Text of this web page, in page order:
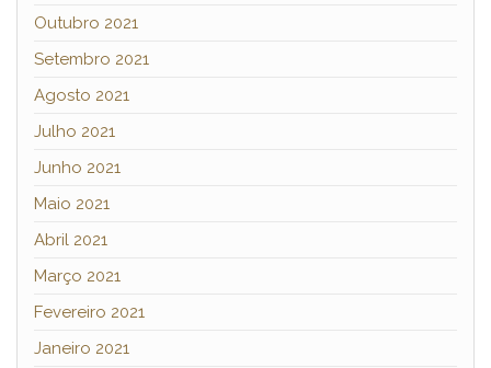
Outubro 2021
Setembro 2021
Agosto 2021
Julho 2021
Junho 2021
Maio 2021
Abril 2021
Março 2021
Fevereiro 2021
Janeiro 2021